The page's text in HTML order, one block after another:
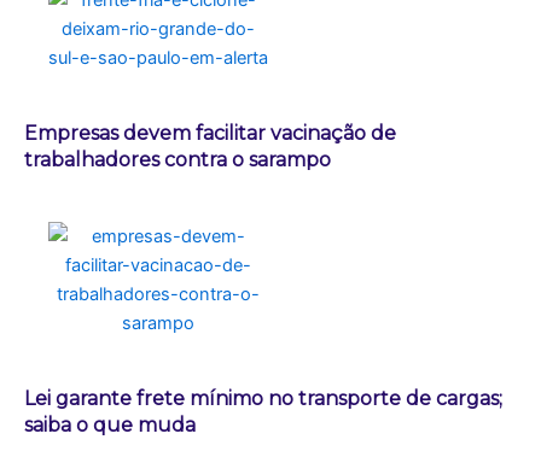
Empresas devem facilitar vacinação de
trabalhadores contra o sarampo
Lei garante frete mínimo no transporte de cargas;
saiba o que muda